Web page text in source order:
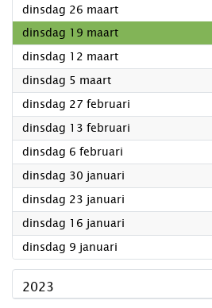
dinsdag 26 maart2024
dinsdag 19 maart2024
dinsdag 12 maart2024
dinsdag 5 maart2024
dinsdag 27 februari
dinsdag 13 februari
dinsdag 6 februari
dinsdag 30 januari
dinsdag 23 januari
dinsdag 16 januari
dinsdag 9 januari
2023